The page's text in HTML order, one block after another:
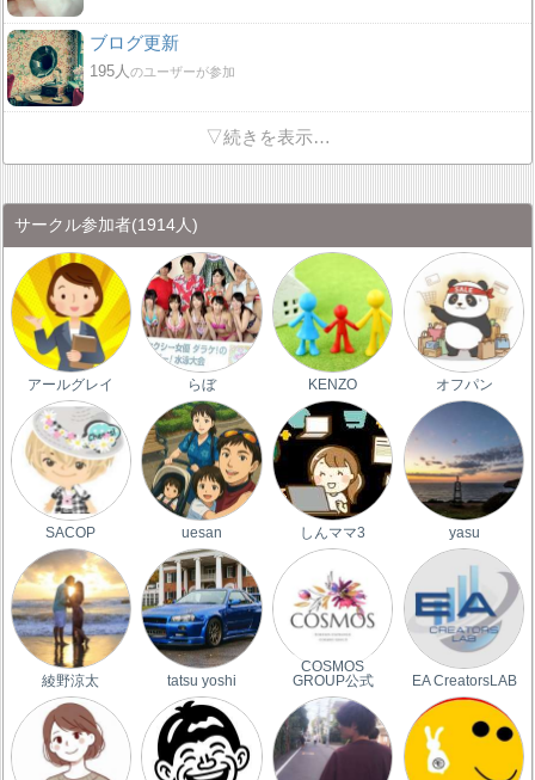
ブログ更新
195人のユーザーが参加
▽続きを表示…
サークル参加者(1914人)
アールグレイ らぼ KENZO オフパン
SACOP uesan しんママ3 yasu
綾野涼太 tatsu yoshi
COSMOS
GROUP公式
EA CreatorsLAB